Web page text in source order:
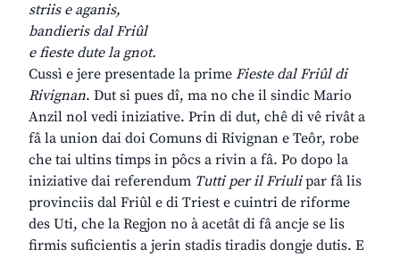
striis e aganis,
bandieris dal Friûl
e fieste dute la gnot.
Cussì e jere presentade la prime Fieste dal Friûl di
Rivignan. Dut si pues dî, ma no che il sindic Mario
Anzil nol vedi iniziative. Prin di dut, chê di vê rivât a
fâ la union dai doi Comuns di Rivignan e Teôr, robe
che tai ultins timps in pôcs a rivin a fâ. Po dopo la
iniziative dai referendum Tutti per il Friulipar fâ lis
provinciis dal Friûl e di Triest e cuintri de riforme
des Uti, che la Regjon no à acetât di fâ ancje se lis
firmis suficientis a jerin stadis tiradis dongje dutis. E